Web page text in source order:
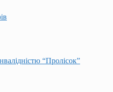
“Пролісок”